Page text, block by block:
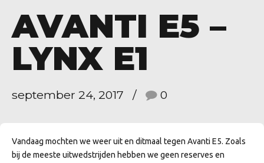
AVANTI E5 –
LYNX E1
september 24, 2017 0
Vandaag mochten we weer uit en ditmaal tegen Avanti E5. Zoals
bij de meeste uitwedstrijden hebben we geen reserves en